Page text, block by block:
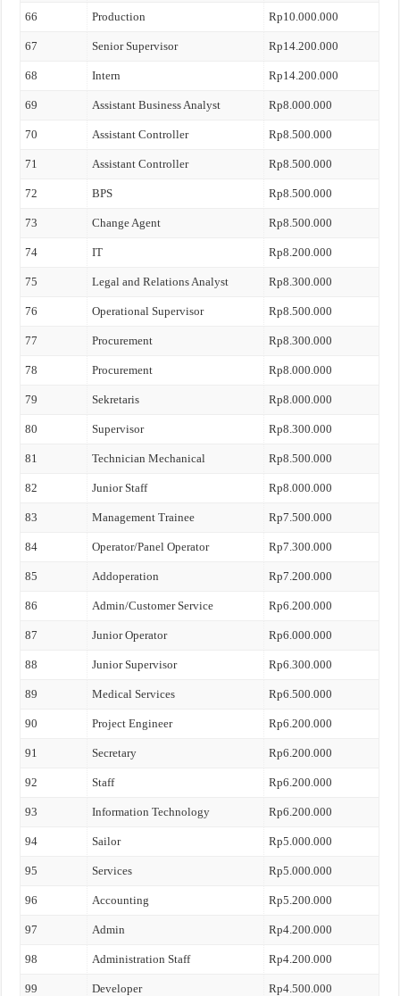
66 Production Rp10.000.000
67 Senior Supervisor Rp14.200.000
68 Intern Rp14.200.000
69 Assistant Business Analyst Rp8.000.000
70 Assistant Controller Rp8.500.000
71 Assistant Controller Rp8.500.000
72 BPS Rp8.500.000
73 Change Agent Rp8.500.000
74 IT Rp8.200.000
75 Legal and Relations Analyst Rp8.300.000
76 Operational Supervisor Rp8.500.000
77 Procurement Rp8.300.000
78 Procurement Rp8.000.000
79 Sekretaris Rp8.000.000
80 Supervisor Rp8.300.000
81 Technician Mechanical Rp8.500.000
82 Junior Staff Rp8.000.000
83 Management Trainee Rp7.500.000
84 Operator/Panel Operator Rp7.300.000
85 Addoperation Rp7.200.000
86 Admin/Customer Service Rp6.200.000
87 Junior Operator Rp6.000.000
88 Junior Supervisor Rp6.300.000
89 Medical Services Rp6.500.000
90 Project Engineer Rp6.200.000
91 Secretary Rp6.200.000
92 Staff Rp6.200.000
93 Information Technology Rp6.200.000
94 Sailor Rp5.000.000
95 Services Rp5.000.000
96 Accounting Rp5.200.000
97 Admin Rp4.200.000
98 Administration Staff Rp4.200.000
99 Developer Rp4.500.000